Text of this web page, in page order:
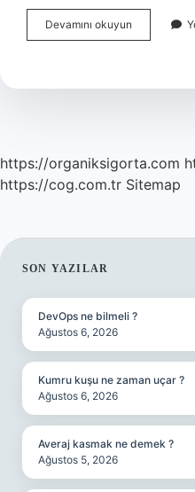
Devamını okuyun Borsada
Pazartesi
Zaman
https://organiksigorta.com
https://cog.com.tr Sitemap
SIDEBAR
SON YAZILAR
DevOps ne bilmeli ?
Ağustos 6, 2026
Kumru kuşu ne zaman uçar ?
Ağustos 6, 2026
Averaj kasmak ne demek ?
Ağustos 5, 2026